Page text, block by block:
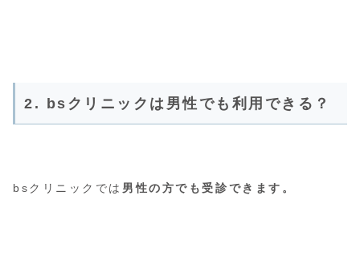
2. bsクリニックは男性でも利用できる？
bsクリニックでは 男性の方でも受診できます。